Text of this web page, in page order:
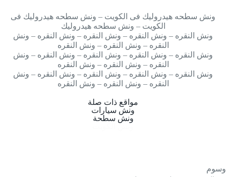
ونش سطحه هيدروليك فى الكويت – ونش سطحه هيدروليك فى
الكويت – ونش سطحه هيدروليك
ونش النقره – ونش النقره – ونش النقره – ونش النقره – ونش
النقره – ونش النقره – ونش النقره
ونش النقره – ونش النقره – ونش النقره – ونش النقره – ونش
النقره – ونش النقره – ونش النقره
ونش النقره – ونش النقره – ونش النقره – ونش النقره – ونش
النقره – ونش النقره – ونش النقره
مواقع ذات صلة
ونش سيارات
ونش سطحة
وسوم